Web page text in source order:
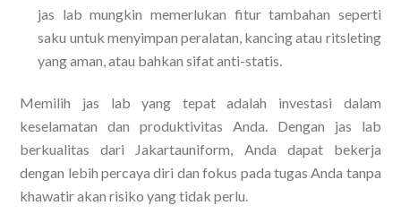
jas lab mungkin memerlukan fitur tambahan seperti
saku untuk menyimpan peralatan, kancing atau ritsleting
yang aman, atau bahkan sifat anti-statis.
Memilih jas lab yang tepat adalah investasi dalam
keselamatan dan produktivitas Anda. Dengan jas lab
berkualitas dari Jakartauniform, Anda dapat bekerja
dengan lebih percaya diri dan fokus pada tugas Anda tanpa
khawatir akan risiko yang tidak perlu.